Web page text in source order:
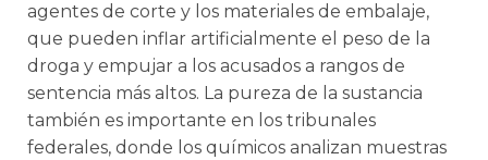
agentes de corte y los materiales de embalaje,
que pueden inflar artificialmente el peso de la
droga y empujar a los acusados a rangos de
sentencia más altos. La pureza de la sustancia
también es importante en los tribunales
federales, donde los químicos analizan muestras